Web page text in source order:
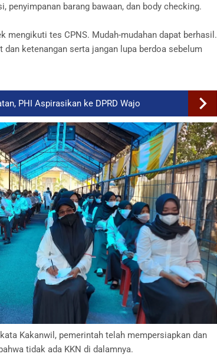
penyimpanan barang bawaan, dan body checking.
mengikuti tes CPNS. Mudah-mudahan dapat berhasil.
ketenangan serta jangan lupa berdoa sebelum
PHI Aspirasikan ke DPRD Wajo
Kakanwil, pemerintah telah mempersiapkan dan
tidak ada KKN di dalamnya.